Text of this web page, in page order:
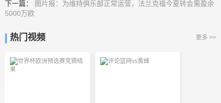
下一篇：
图片报：为维持俱乐部正常运营，法兰克福今夏转会需盈余
5000万欧
热门视频 更多 >>